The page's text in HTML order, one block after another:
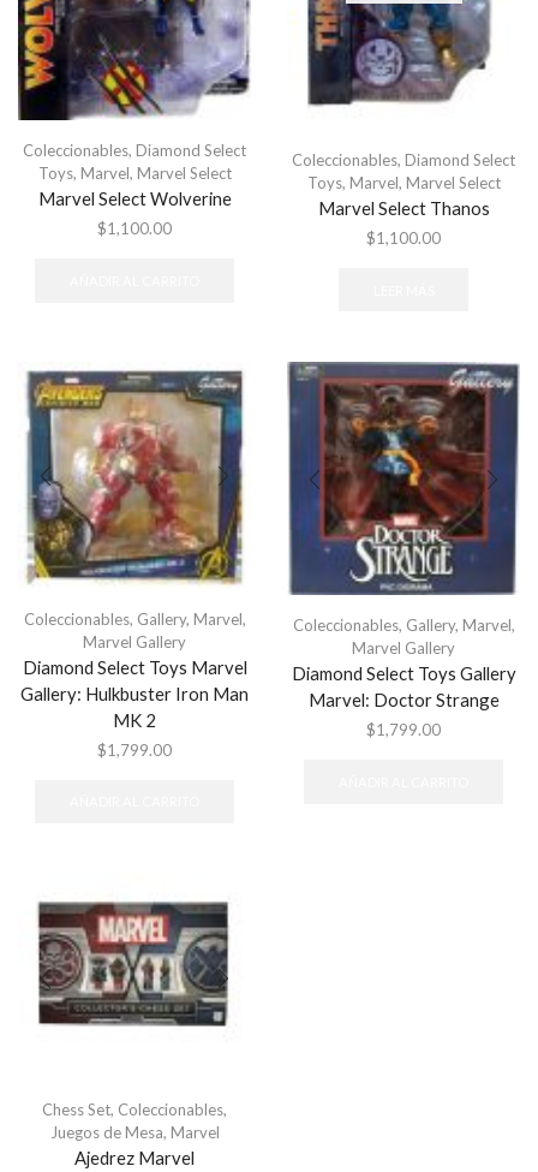
Coleccionables, Diamond Select
Toys, Marvel, Marvel Select
Marvel Select Wolverine
$1,100.00
Coleccionables, Diamond Select
Toys, Marvel, Marvel Select
Marvel Select Thanos
$1,100.00
Coleccionables, Gallery, Marvel,
Marvel Gallery
Diamond Select Toys Marvel
Gallery: Hulkbuster Iron Man
MK 2
$1,799.00
Coleccionables, Gallery, Marvel,
Marvel Gallery
Diamond Select Toys Gallery
Marvel: Doctor Strange
$1,799.00
Chess Set, Coleccionables,
Juegos de Mesa, Marvel
Ajedrez Marvel